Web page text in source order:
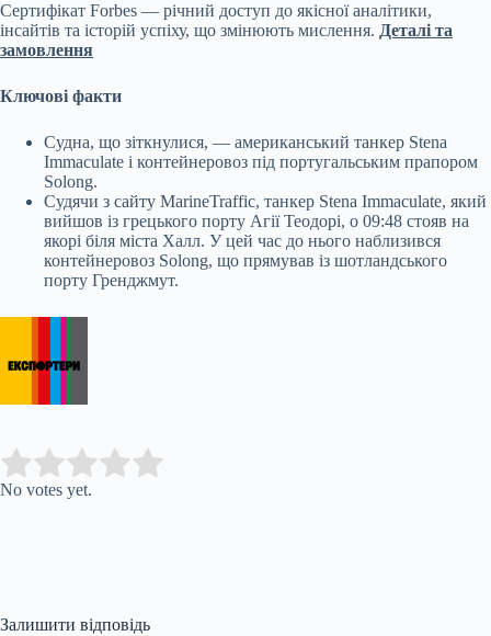
Сертифікат Forbes — річний доступ до якісної аналітики,
інсайтів та історій успіху, що змінюють мислення. Деталі та
замовлення
Ключові факти
Судна, що зіткнулися, — американський танкер Stena
Immaculate і контейнеровоз під португальським прапором
Solong.
Судячи з сайту MarineTraffic, танкер Stena Immaculate, який
вийшов із грецького порту Агії Теодорі, о 09:48 стояв на
якорі біля міста Халл. У цей час до нього наблизився
контейнеровоз Solong, що прямував із шотландського
порту Гренджмут.
Rate this item:
No votes yet.
Залишити відповідь